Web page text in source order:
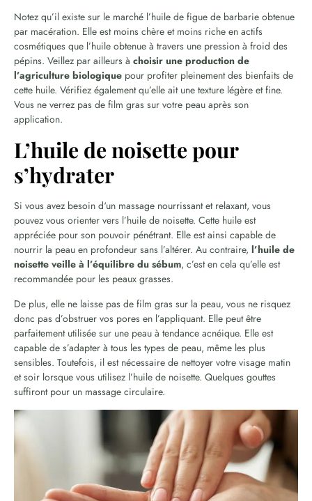
Notez qu’il existe sur le marché l’huile de figue de barbarie obtenue
par macération. Elle est moins chère et moins riche en actifs
cosmétiques que l’huile obtenue à travers une pression à froid des
pépins. Veillez par ailleurs à choisir une production de
l’agriculture biologique pour profiter pleinement des bienfaits de
cette huile. Vérifiez également qu’elle ait une texture légère et fine.
Vous ne verrez pas de film gras sur votre peau après son
application.
L’huile de noisette pour
s’hydrater
Si vous avez besoin d‘un massage nourrissant et relaxant, vous
pouvez vous orienter vers l’huile de noisette. Cette huile est
appréciée pour son pouvoir pénétrant. Elle est ainsi capable de
nourrir la peau en profondeur sans l’altérer. Au contraire, l’huile de
noisette veille à l’équilibre du sébum, c’est en cela qu’elle est
recommandée pour les peaux grasses.
De plus, elle ne laisse pas de film gras sur la peau, vous ne risquez
donc pas d’obstruer vos pores en l’appliquant. Elle peut être
parfaitement utilisée sur une peau à tendance acnéique. Elle est
capable de s’adapter à tous les types de peau, même les plus
sensibles. Toutefois, il est nécessaire de nettoyer votre visage matin
et soir lorsque vous utilisez l’huile de noisette. Quelques gouttes
suffiront pour un massage circulaire.